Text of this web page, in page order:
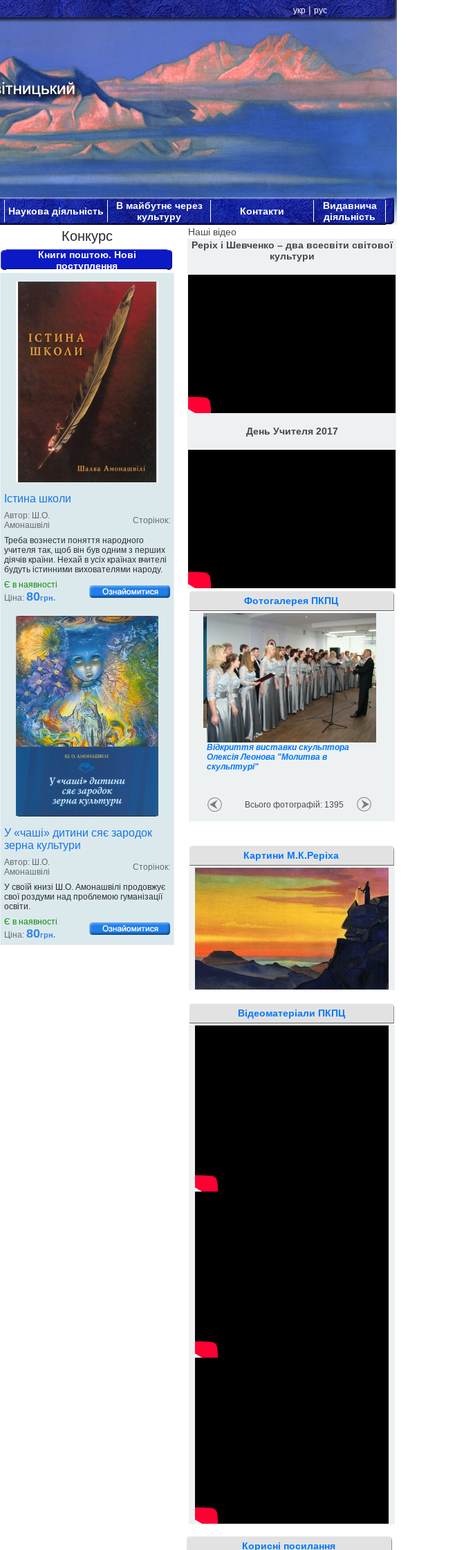
укр|рус
Наукова діяльність
В майбутнє через
культуру
Контакти
Видавнича
діяльність
Конкурс
Книги поштою. Нові
поступлення
Істина школи
Автор: Ш.О.
Амонашвілі
Сторінок:
Треба вознести поняття народного
учителя так, щоб він був одним з перших
діячів країни. Нехай в усіх країнах вчителі
будуть істинними вихователями народу.
Є в наявності
Ціна: 80грн.
У «чаші» дитини сяє зародок
зерна культури
Автор: Ш.О.
Амонашвілі
Сторінок:
У своїй книзі Ш.О. Амонашвілі продовжує
свої роздуми над проблемою гуманізації
освіти.
Є в наявності
Ціна: 80грн.
Наші відео
Реріх і Шевченко – два всесвіти світової
культури
День Учителя 2017
Фотогалерея ПКПЦ
Відкриття виставки скульптора
Олексія Леонова "Молитва в
скульптурі"
Всього фотографій: 1395
Картини М.К.Реріха
Відеоматеріали ПКПЦ
Корисні посилання